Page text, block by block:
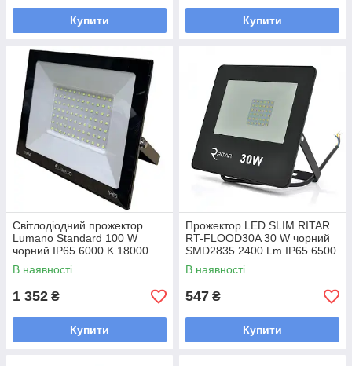
Купити Купити
Світлодіодний прожектор
Lumano Standard 100 W
чорний IP65 6000 K 18000
Lm для зовнішнього
освітлення будівель стоянок і
В наявності
1 352 ₴
Купити
Прожектор LED SLIM RITAR
RT-FLOOD30A 30 W чорний
SMD2835 2400 Lm IP65 6500
K з високим індексом
кольоропередавання Ra
В наявності
547 ₴
Купити